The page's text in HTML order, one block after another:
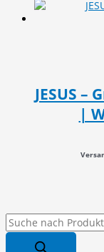
P
JESUS –
|